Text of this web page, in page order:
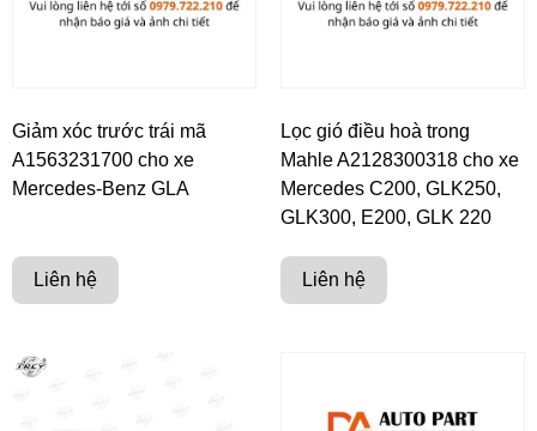
Giảm xóc trước trái mã
A1563231700 cho xe
Mercedes-Benz GLA
Liên hệ
Lọc gió điều hoà trong
Mahle A2128300318 cho xe
Mercedes C200, GLK250,
GLK300, E200, GLK 220
Liên hệ